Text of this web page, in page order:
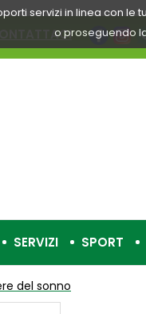
servizi in linea con
o proseguendo
SERVIZI SPORT
del sonno